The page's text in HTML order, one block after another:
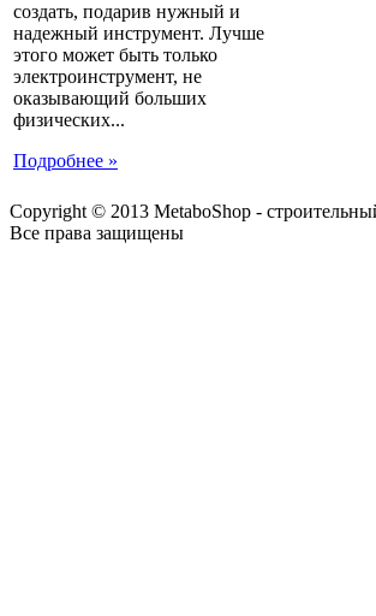
создать, подарив нужный и
надежный инструмент. Лучше
этого может быть только
электроинструмент, не
оказывающий больших
физических...
Подробнее »
Copyright © 2013 MetaboShop -
Все права защищены